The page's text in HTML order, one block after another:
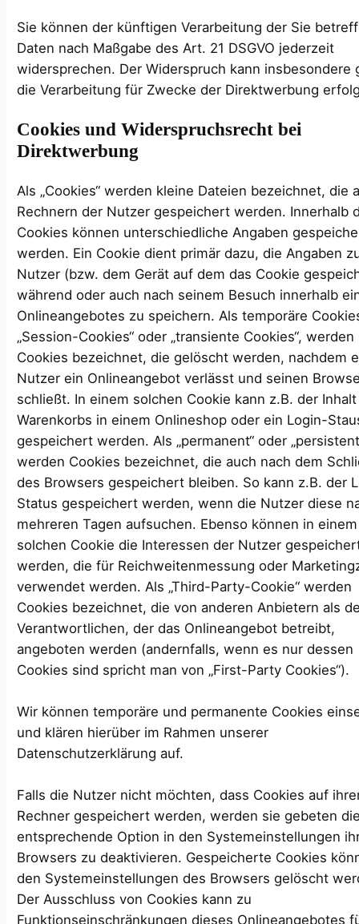
Sie können der künftigen Verarbeitung der Sie
Daten nach Maßgabe des Art. 21 DSGVO jederzeit
widersprechen. Der Widerspruch kann insbesondere
die Verarbeitung für Zwecke der Direktwerbung
Cookies und Widerspruchsrecht bei
Direktwerbung
Als „Cookies“ werden kleine Dateien bezeichnet, die
Rechnern der Nutzer gespeichert werden. Innerhalb
Cookies können unterschiedliche Angaben
werden. Ein Cookie dient primär dazu, die Angaben
Nutzer (bzw. dem Gerät auf dem das Cookie
während oder auch nach seinem Besuch innerhalb
Onlineangebotes zu speichern. Als temporäre
„Session-Cookies“ oder „transiente Cookies“, werden
Cookies bezeichnet, die gelöscht werden, nachdem
Nutzer ein Onlineangebot verlässt und seinen
schließt. In einem solchen Cookie kann z.B. der
Warenkorbs in einem Onlineshop oder ein Login-
gespeichert werden. Als „permanent“ oder
werden Cookies bezeichnet, die auch nach dem
des Browsers gespeichert bleiben. So kann z.B. der
Status gespeichert werden, wenn die Nutzer diese
mehreren Tagen aufsuchen. Ebenso können in einem
solchen Cookie die Interessen der Nutzer
werden, die für Reichweitenmessung oder
verwendet werden. Als „Third-Party-Cookie“ werden
Cookies bezeichnet, die von anderen Anbietern als
Verantwortlichen, der das Onlineangebot betreibt,
angeboten werden (andernfalls, wenn es nur dessen
Cookies sind spricht man von „First-Party Cookies“).
Wir können temporäre und permanente Cookies
und klären hierüber im Rahmen unserer
Datenschutzerklärung auf.
Falls die Nutzer nicht möchten, dass Cookies auf
Rechner gespeichert werden, werden sie gebeten
entsprechende Option in den Systemeinstellungen
Browsers zu deaktivieren. Gespeicherte Cookies
den Systemeinstellungen des Browsers gelöscht
Der Ausschluss von Cookies kann zu
Funktionseinschränkungen dieses Onlineangebotes